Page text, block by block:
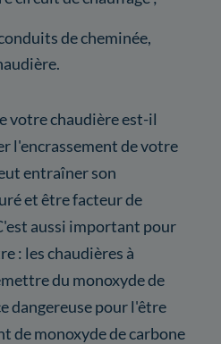
de cheminée,
votre chaudière est-il
l'encrassement de votre
entraîner son
et être facteur de
aussi important pour
: les chaudières à
du monoxyde de
dangereuse pour l'être
de monoxyde de carbone